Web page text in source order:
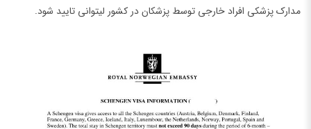
مدارک پزشکی افراد خارجی توسط پزشکان در کشور لیتوانی تایید شود.